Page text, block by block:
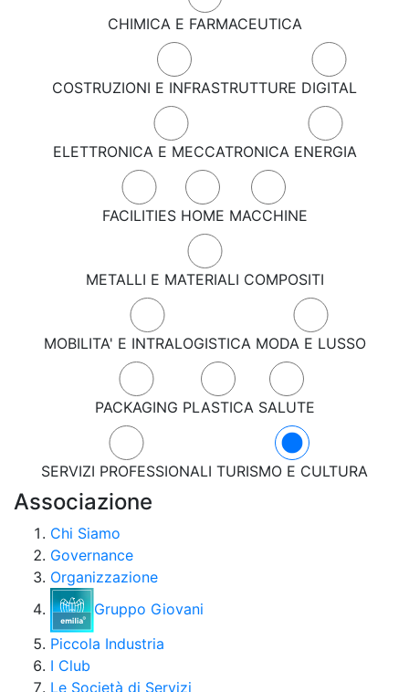
CHIMICA E FARMACEUTICA
COSTRUZIONI E INFRASTRUTTURE DIGITAL
ELETTRONICA E MECCATRONICA ENERGIA
FACILITIES HOME MACCHINE
METALLI E MATERIALI COMPOSITI
MOBILITA' E INTRALOGISTICA MODA E LUSSO
PACKAGING PLASTICA SALUTE
SERVIZI PROFESSIONALI TURISMO E CULTURA
Associazione
Chi Siamo
Governance
Organizzazione
Gruppo Giovani
Piccola Industria
I Club
Le Società di Servizi